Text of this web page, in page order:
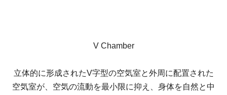
V Chamber
立体的に形成されたV字型の空気室と外周に配置された
空気室が、空気の流動を最小限に抑え、身体を自然と中